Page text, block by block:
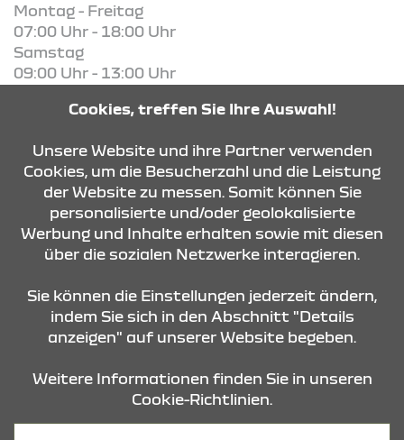
Montag - Freitag
07:00 Uhr - 18:00 Uhr
Samstag
09:00 Uhr - 13:00 Uhr
ÖFFNUNGSZEITEN
Datenschutz
Cookies, treffen Sie Ihre Auswahl!
Unsere Website und ihre Partner verwenden
Cookies, um die Besucherzahl und die Leistung
der Website zu messen. Somit können Sie
personalisierte und/oder geolokalisierte
Werbung und Inhalte erhalten sowie mit diesen
über die sozialen Netzwerke interagieren.
Sie können die Einstellungen jederzeit ändern,
indem Sie sich in den Abschnitt "Details
anzeigen" auf unserer Website begeben.
Weitere Informationen finden Sie in unseren
Cookie-Richtlinien.